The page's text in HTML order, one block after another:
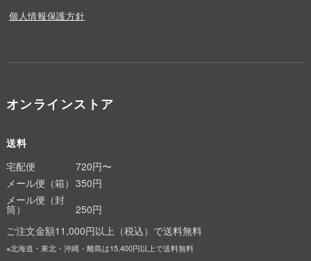
個人情報保護方針
オンラインストア
送料
宅配便
720円〜
メール便（箱） 350円
メール便（封
筒）
250円
ご注文金額11,000円以上（税込）で送料無料
※北海道・東北・沖縄・離島は15,400円以上で送料無料